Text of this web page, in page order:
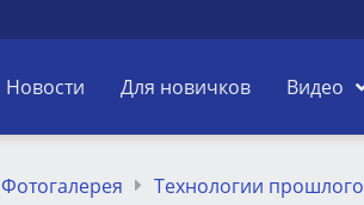
Новости Для новичков Видео
Фотогалерея Технологии прошлого